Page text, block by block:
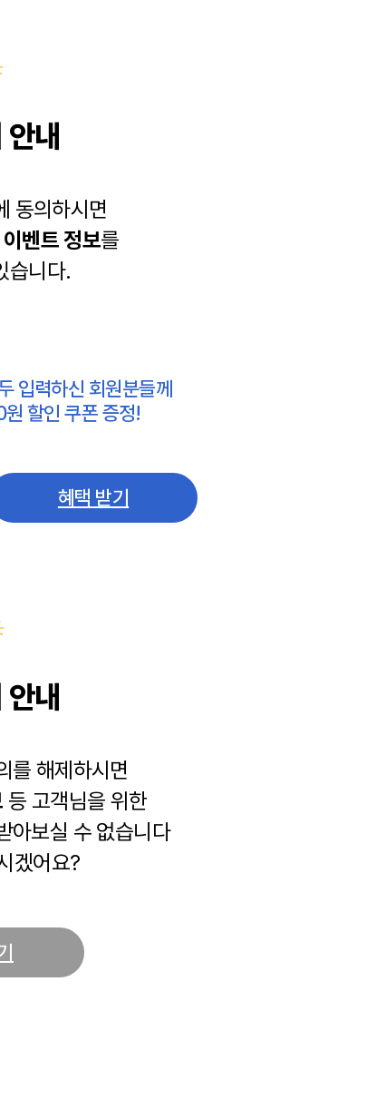
내
동의하시면
이벤트 정보를
습니다.
입력하신 회원분들께
할인 쿠폰 증정!
혜택 받기
내
를 해제하시면
등 고객님을 위한
아보실 수 없습니다
겠어요?